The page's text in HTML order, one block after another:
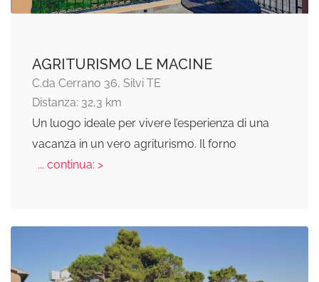
AGRITURISMO LE MACINE
C.da Cerrano 36, Silvi TE
Distanza: 32,3 km
Un luogo ideale per vivere l’esperienza di una
vacanza in un vero agriturismo. Il forno
... continua: >